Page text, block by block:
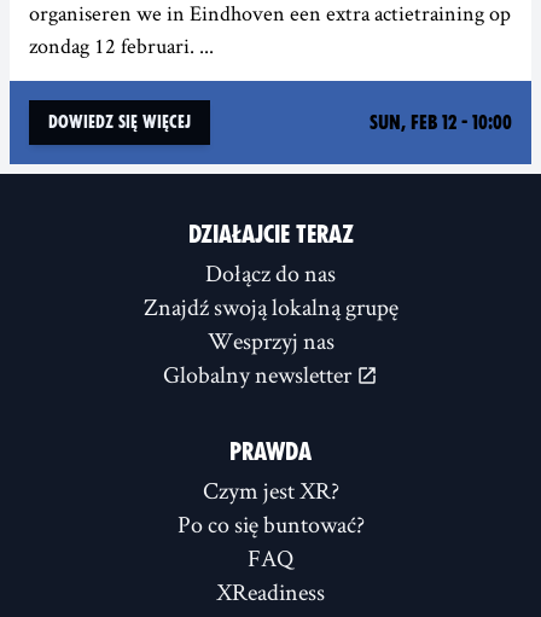
organiseren we in Eindhoven een extra actietraining op
zondag 12 februari. ...
Dowiedz się więcej Sun, Feb 12 - 10:00
DZIAŁAJCIE TERAZ
Dołącz do nas
Znajdź swoją lokalną grupę
Wesprzyj nas
Globalny newsletter
PRAWDA
Czym jest XR?
Po co się buntować?
FAQ
XReadiness